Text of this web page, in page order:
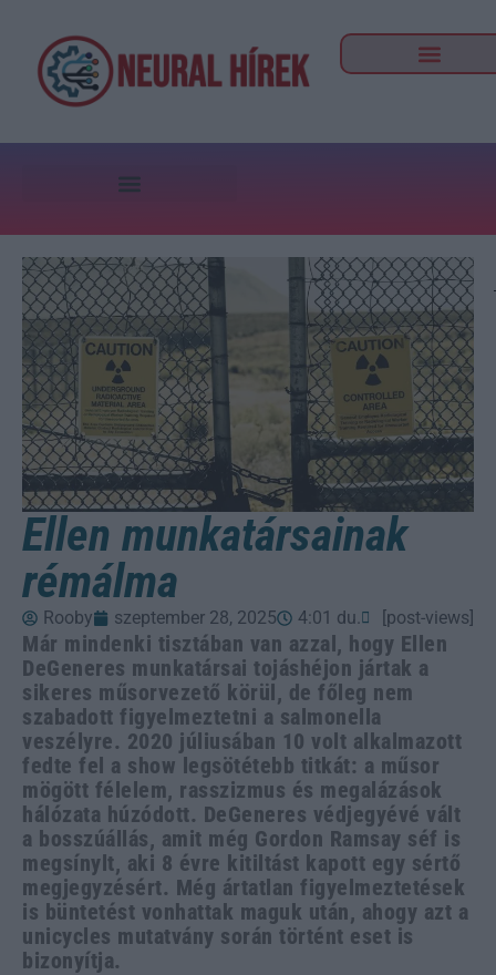
Ellen munkatársainak
rémálma
Rooby szeptember 28, 2025 4:01 du. [post-views]
Már mindenki tisztában van azzal, hogy Ellen
DeGeneres munkatársai tojáshéjon jártak a
sikeres műsorvezető körül, de főleg nem
szabadott figyelmeztetni a salmonella
veszélyre. 2020 júliusában 10 volt alkalmazott
fedte fel a show legsötétebb titkát: a műsor
mögött félelem, rasszizmus és megalázások
hálózata húzódott. DeGeneres védjegyévé vált
a bosszúállás, amit még Gordon Ramsay séf is
megsínylt, aki 8 évre kitiltást kapott egy sértő
megjegyzésért. Még ártatlan figyelmeztetések
is büntetést vonhattak maguk után, ahogy azt a
unicycles mutatvány során történt eset is
bizonyítja.